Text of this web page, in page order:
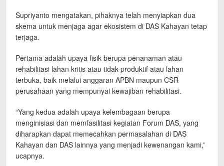
Supriyanto mengatakan, pihaknya telah menyiapkan dua
skema untuk menjaga agar ekosistem di DAS Kahayan tetap
terjaga.
Pertama adalah upaya fisik berupa penanaman atau
rehabilitasi lahan kritis atau tidak produktif atau lahan
terbuka, baik melalui anggaran APBN maupun CSR
perusahaan yang mempunyai kewajiban rehabilitasi.
“Yang kedua adalah upaya kelembagaan berupa
menginisiasi dan memfasilitasi kegiatan Forum DAS, yang
diharapkan dapat memecahkan permasalahan di DAS
Kahayan dan DAS lainnya yang menjadi kewenangan kami,”
ucapnya.